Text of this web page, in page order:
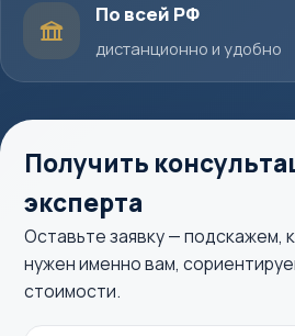
По всей РФ
дистанционно и удобно
Получить
эксперта
Оставьте заявку — подскажем,
нужен именно вам,
стоимости.